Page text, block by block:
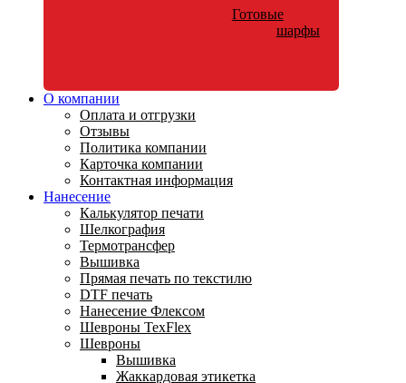
Готовые
шарфы
О компании
Оплата и отгрузки
Отзывы
Политика компании
Карточка компании
Контактная информация
Нанесение
Калькулятор печати
Шелкография
Термотрансфер
Вышивка
Прямая печать по текстилю
DTF печать
Нанесение Флексом
Шевроны TexFlex
Шевроны
Вышивка
Жаккардовая этикетка